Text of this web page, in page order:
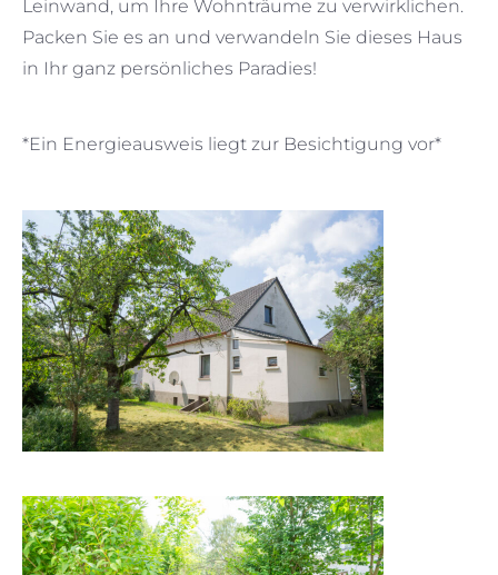
Leinwand, um Ihre Wohnträume zu verwirklichen.
Packen Sie es an und verwandeln Sie dieses Haus
in Ihr ganz persönliches Paradies!
*Ein Energieausweis liegt zur Besichtigung vor*